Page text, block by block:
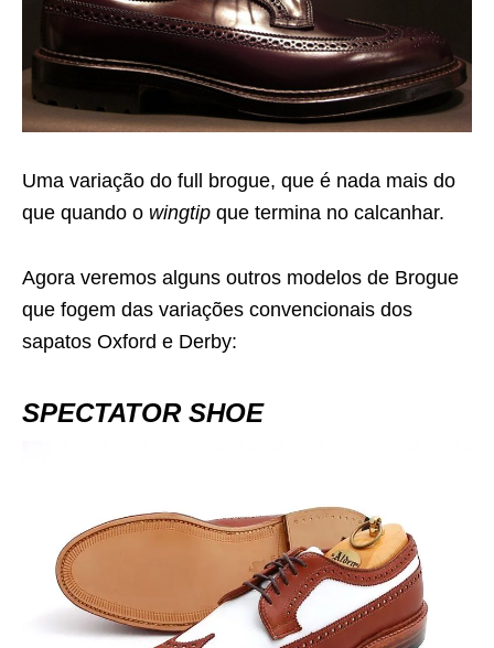
Uma variação do full brogue, que é nada mais do
que quando o wingtip que termina no calcanhar.
Agora veremos alguns outros modelos de Brogue
que fogem das variações convencionais dos
sapatos Oxford e Derby:
SPECTATOR SHOE